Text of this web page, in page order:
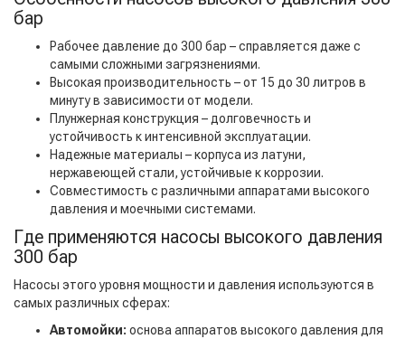
бар
Рабочее давление до 300 бар – справляется даже с
самыми сложными загрязнениями.
Высокая производительность – от 15 до 30 литров в
минуту в зависимости от модели.
Плунжерная конструкция – долговечность и
устойчивость к интенсивной эксплуатации.
Надежные материалы – корпуса из латуни,
нержавеющей стали, устойчивые к коррозии.
Совместимость с различными аппаратами высокого
давления и моечными системами.
Где применяются насосы высокого давления
300 бар
Насосы этого уровня мощности и давления используются в
самых различных сферах:
Автомойки: основа аппаратов высокого давления для